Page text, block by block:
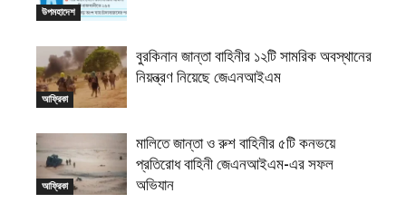
উপমহাদেশ
আফ্রিকা
বুরকিনান জান্তা বাহিনীর ১২টি সামরিক অবস্থানের
নিয়ন্ত্রণ নিয়েছে জেএনআইএম
আফ্রিকা
মালিতে জান্তা ও রুশ বাহিনীর ৫টি কনভয়ে
প্রতিরোধ বাহিনী জেএনআইএম-এর সফল
অভিযান